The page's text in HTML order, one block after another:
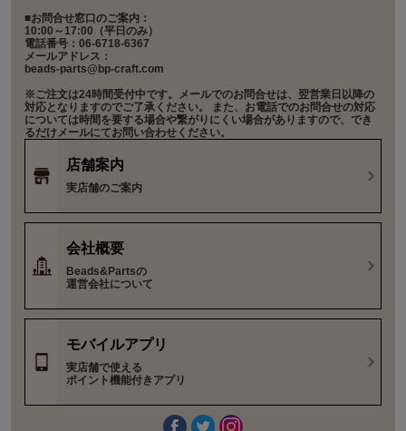
■お問合せ窓口のご案内：
10:00～17:00（平日のみ）
電話番号：06-6718-6367
メールアドレス：
beads-parts@bp-craft.com
※ご注文は24時間受付中です。メールでのお問合せは、翌営業日以降の
対応となりますのでご了承ください。 また、お電話でのお問合せの対応
については時間を要する場合や繋がりにくい場合がありますので、でき
るだけメールにてお問い合わせください。
店舗案内
実店舗のご案内
会社概要
Beads&Partsの
運営会社について
モバイルアプリ
実店舗で使える
ポイント機能付きアプリ